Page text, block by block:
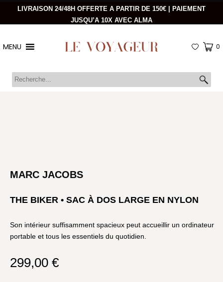
LIVRAISON 24/48H OFFERTE A PARTIR DE 150€ | PAIEMENT
JUSQU’A 10X AVEC ALMA
MENU 0
MARC JACOBS
THE BIKER • SAC À DOS LARGE EN NYLON
Son intérieur suffisamment spacieux peut accueillir un ordinateur
portable et tous les essentiels du quotidien.
299,00 €